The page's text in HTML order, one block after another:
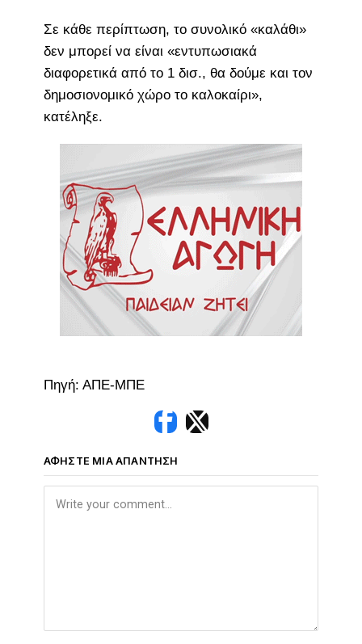
Σε κάθε περίπτωση, το συνολικό «καλάθι»
δεν μπορεί να είναι «εντυπωσιακά
διαφορετικά από το 1 δισ., θα δούμε και τον
δημοσιονομικό χώρο το καλοκαίρι»,
κατέληξε.
Πηγή: ΑΠΕ-ΜΠΕ
ΑΦΉΣΤΕ ΜΙΑ ΑΠΆΝΤΗΣΗ